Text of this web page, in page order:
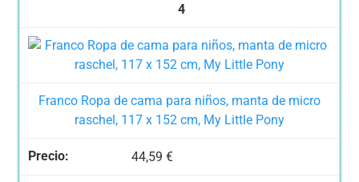
4
Franco Ropa de cama para niños, manta de micro
raschel, 117 x 152 cm, My Little Pony
44,59 €